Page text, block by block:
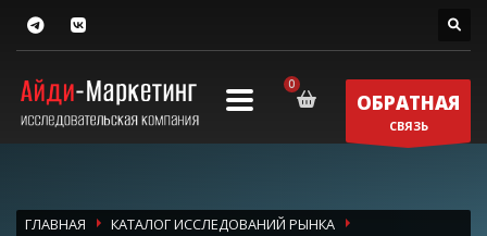
ОБРАТНАЯ
СВЯЗЬ
ГЛАВНАЯ
КАТАЛОГ ИССЛЕДОВАНИЙ РЫНКА